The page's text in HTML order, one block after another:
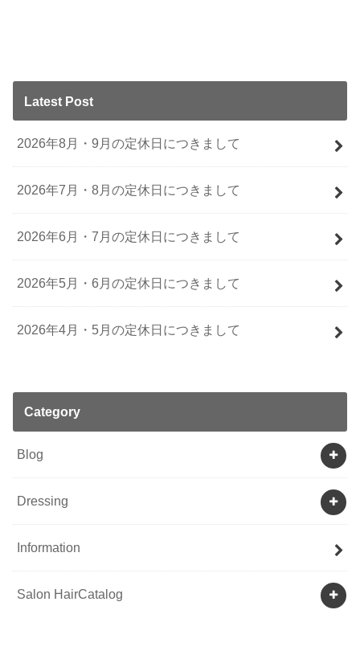
Latest Post
2026年8月・9月の定休日につきまして
2026年7月・8月の定休日につきまして
2026年6月・7月の定休日につきまして
2026年5月・6月の定休日につきまして
2026年4月・5月の定休日につきまして
Category
Blog
Dressing
Information
Salon HairCatalog